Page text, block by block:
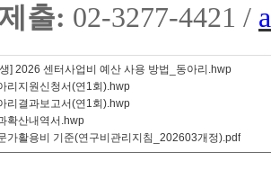
출: 02-3277-4421 /
] 2026 센터사업비 예산 사용 방법_동아리.hwp
리지원신청서(연1회).hwp
리결과보고서(연1회).hwp
확산내역서.hwp
가활용비 기준(연구비관리지침_202603개정).pdf